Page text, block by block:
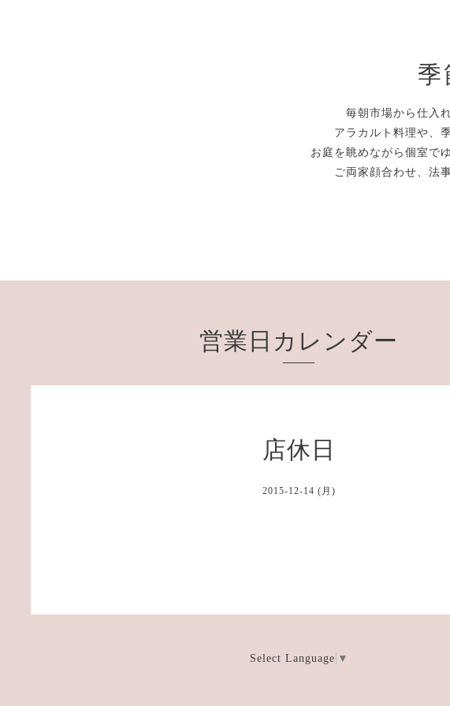
季
毎朝市場から仕入
アラカルト料理や、
お庭を眺めながら個室で
ご両家顔合わせ、法
営業日カレンダー
店休日
2015-12-14 (月)
Select Language ▼